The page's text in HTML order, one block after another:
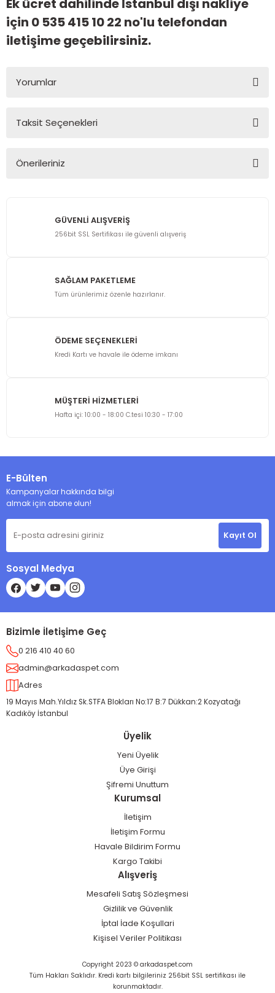
Ek ücret dahilinde İstanbul dışı nakliye
için 0 535 415 10 22 no'lu telefondan
iletişime geçebilirsiniz.
Yorumlar
Taksit Seçenekleri
Önerileriniz
kullanarak tarafımıza iletebilirsiniz.
Görüş ve önerileriniz için teşekkür ederiz.
Ürün açıklamasında eksik bilgiler bulunuyor.
Ürün bilgilerinde hatalar bulunuyor.
GÜVENLİ ALIŞVERİŞ
256bit SSL Sertifikası ile güvenli alışveriş
SAĞLAM PAKETLEME
Tüm ürünlerimiz özenle hazırlanır.
ÖDEME SEÇENEKLERİ
Kredi Kartı ve havale ile ödeme imkanı
MÜŞTERİ HİZMETLERİ
Hafta içi: 10:00 - 18:00 C.tesi 10:30 - 17:00
E-Bülten
Kampanyalar hakkında bilgi
almak için abone olun!
Kayıt Ol
Sosyal Medya
Bizimle İletişime Geç
0 216 410 40 60
admin@arkadaspet.com
Adres
19 Mayıs Mah.Yıldız Sk.STFA Blokları No:17 B:7 Dükkan:2 Kozyatağı
Kadıköy İstanbul
Üyelik
Yeni Üyelik
Üye Girişi
Şifremi Unuttum
Kurumsal
İletişim
İletişim Formu
Havale Bildirim Formu
Kargo Takibi
Alışveriş
Mesafeli Satış Sözleşmesi
Gizlilik ve Güvenlik
İptal İade Koşullari
Kişisel Veriler Politikası
Copyright 2023 © arkadaspet.com
Tüm Hakları Saklıdır. Kredi kartı bilgileriniz 256bit SSL sertifikası ile
korunmaktadır.